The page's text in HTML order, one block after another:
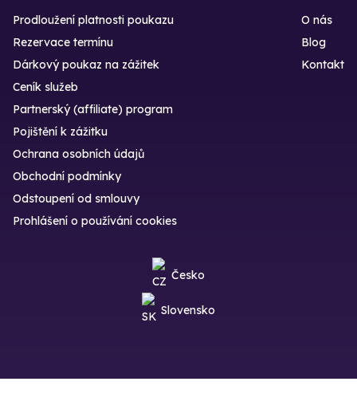
Prodloužení platnosti poukazu
Rezervace termínu
Dárkový poukaz na zážitek
O nás
Blog
Kontakt
Ceník služeb
Partnerský (affiliate) program
Pojištění k zážitku
Ochrana osobních údajů
Obchodní podmínky
Odstoupení od smlouvy
Prohlášení o používání cookies
Česko
Slovensko